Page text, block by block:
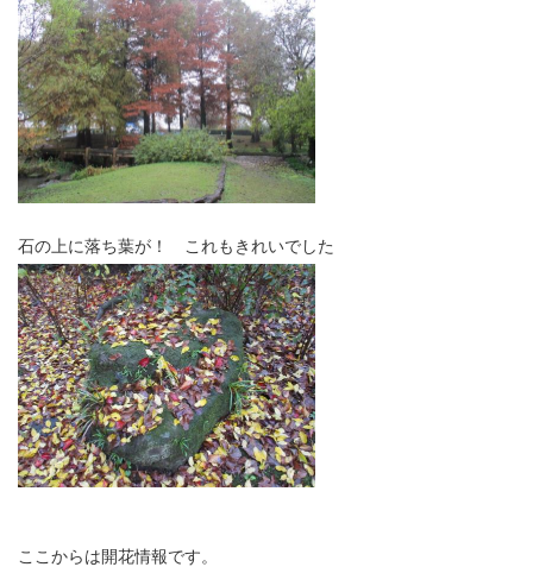
石の上に落ち葉が！ これもきれいでした
ここからは開花情報です。